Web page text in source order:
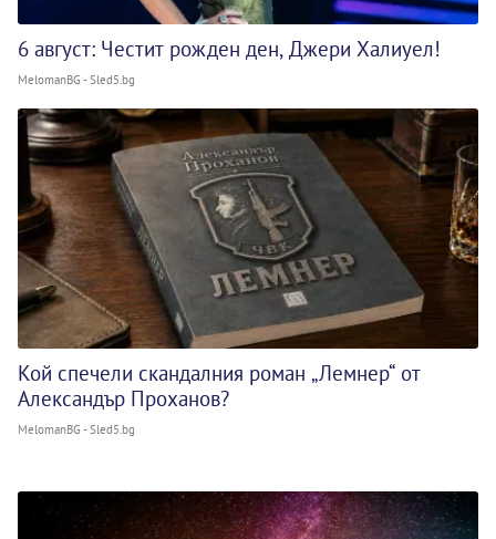
6 август: Честит рожден ден, Джери Халиуел!
MelomanBG - Sled5.bg
Кой спечели скандалния роман „Лемнер“ от
Александър Проханов?
MelomanBG - Sled5.bg